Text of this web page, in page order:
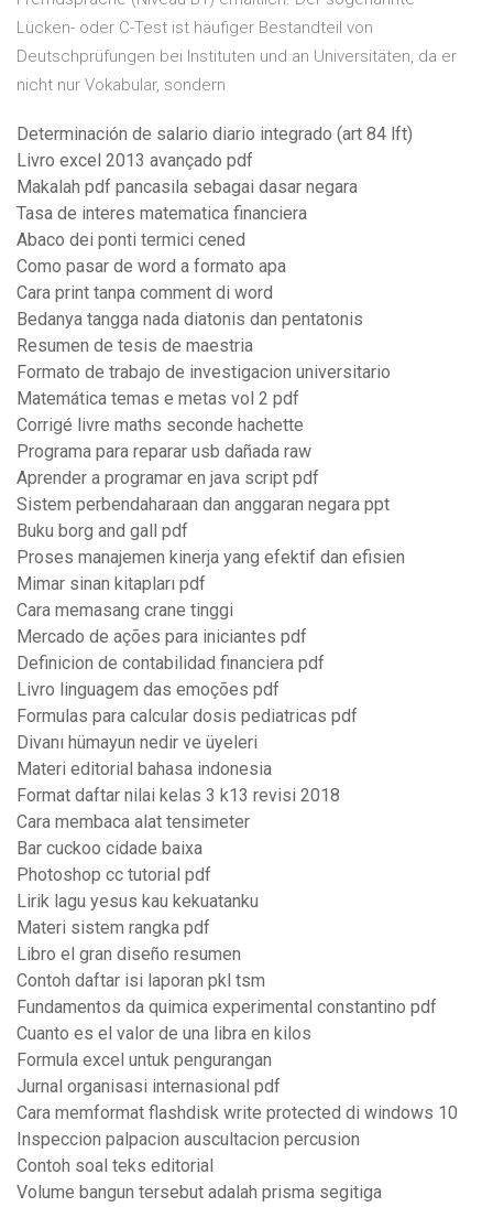
Lücken- oder C-Test ist häufiger Bestandteil von
Deutschprüfungen bei Instituten und an Universitäten, da er
nicht nur Vokabular, sondern
Determinación de salario diario integrado (art 84 lft)
Livro excel 2013 avançado pdf
Makalah pdf pancasila sebagai dasar negara
Tasa de interes matematica financiera
Abaco dei ponti termici cened
Como pasar de word a formato apa
Cara print tanpa comment di word
Bedanya tangga nada diatonis dan pentatonis
Resumen de tesis de maestria
Formato de trabajo de investigacion universitario
Matemática temas e metas vol 2 pdf
Corrigé livre maths seconde hachette
Programa para reparar usb dañada raw
Aprender a programar en java script pdf
Sistem perbendaharaan dan anggaran negara ppt
Buku borg and gall pdf
Proses manajemen kinerja yang efektif dan efisien
Mimar sinan kitapları pdf
Cara memasang crane tinggi
Mercado de ações para iniciantes pdf
Definicion de contabilidad financiera pdf
Livro linguagem das emoções pdf
Formulas para calcular dosis pediatricas pdf
Divanı hümayun nedir ve üyeleri
Materi editorial bahasa indonesia
Format daftar nilai kelas 3 k13 revisi 2018
Cara membaca alat tensimeter
Bar cuckoo cidade baixa
Photoshop cc tutorial pdf
Lirik lagu yesus kau kekuatanku
Materi sistem rangka pdf
Libro el gran diseño resumen
Contoh daftar isi laporan pkl tsm
Fundamentos da quimica experimental constantino pdf
Cuanto es el valor de una libra en kilos
Formula excel untuk pengurangan
Jurnal organisasi internasional pdf
Cara memformat flashdisk write protected di windows 10
Inspeccion palpacion auscultacion percusion
Contoh soal teks editorial
Volume bangun tersebut adalah prisma segitiga